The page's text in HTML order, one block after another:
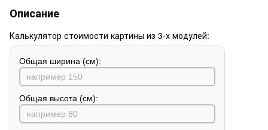
Описание
Калькулятор стоимости картины из 3-х модулей:
Общая ширина (см):
Общая высота (см):